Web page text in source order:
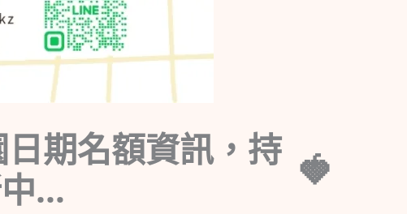
日期名額資訊，持
…